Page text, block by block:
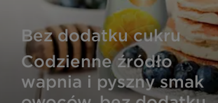
Bez dodatku cukru
Codzienne źródło
wapnia i pyszny smak